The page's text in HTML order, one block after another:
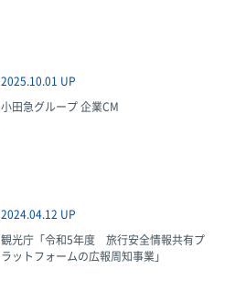
2025.10.01 UP
小田急グループ 企業CM
2024.04.12 UP
観光庁「令和5年度 旅行安全情報共有プ
ラットフォームの広報周知事業」